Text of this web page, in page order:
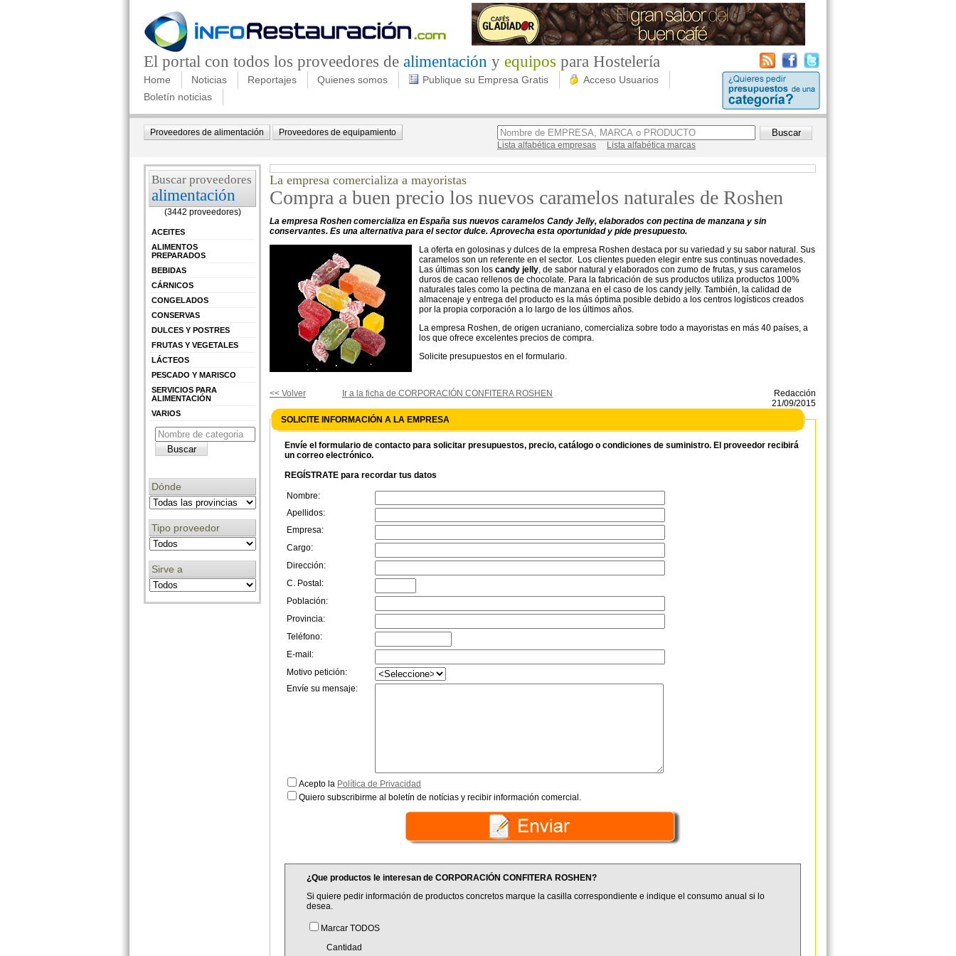
El portal con todos los proveedores de alimentación y equipos para Hostelería
Home Noticias Reportajes Quienes somos Publique su Empresa Gratis
Acceso Usuarios
Boletín noticias
Proveedores de alimentación
Proveedores de equipamiento
Lista alfabética empresas
Lista alfabética marcas
Buscar proveedores
alimentación
(3442 proveedores)
ACEITES
ALIMENTOS
PREPARADOS
BEBIDAS
CÁRNICOS
CONGELADOS
CONSERVAS
DULCES Y POSTRES
FRUTAS Y VEGETALES
LÁCTEOS
PESCADO Y MARISCO
SERVICIOS PARA
ALIMENTACIÓN
VARIOS
Dónde
Tipo proveedor
Sirve a
La empresa comercializa a mayoristas
Compra a buen precio los nuevos caramelos naturales de Roshen
La empresa Roshen comercializa en España sus nuevos caramelos Candy Jelly, elaborados con pectina de manzana y sin
conservantes. Es una alternativa para el sector dulce. Aprovecha esta oportunidad y pide presupuesto.
La oferta en golosinas y dulces de la empresa Roshen destaca por su variedad y su sabor natural. Sus
caramelos son un referente en el sector. Los clientes pueden elegir entre sus continuas novedades.
Las últimas son los candy jelly, de sabor natural y elaborados con zumo de frutas, y sus caramelos
duros de cacao rellenos de chocolate. Para la fabricación de sus productos utiliza productos 100%
naturales tales como la pectina de manzana en el caso de los candy jelly. También, la calidad de
almacenaje y entrega del producto es la más óptima posible debido a los centros logísticos creados
por la propia corporación a lo largo de los últimos años.
La empresa Roshen, de origen ucraniano, comercializa sobre todo a mayoristas en más 40 países, a
los que ofrece excelentes precios de compra.
Solicite presupuestos en el formulario.
<< Volver Ir a la ficha de CORPORACIÓN CONFITERA ROSHEN
Redacción
21/09/2015
SOLICITE INFORMACIÓN A LA EMPRESA
Envíe el formulario de contacto para solicitar presupuestos, precio, catálogo o condiciones de suministro. El proveedor recibirá
un correo electrónico.
REGÍSTRATE para recordar tus datos
Nombre:
Apellidos:
Empresa:
Cargo:
Dirección:
C. Postal:
Población:
Provincia:
Teléfono:
E-mail:
Motivo petición:
Envíe su mensaje:
Acepto la Política de Privacidad
Quiero subscribirme al boletín de notícias y recibir información comercial.
¿Que productos le interesan de CORPORACIÓN CONFITERA ROSHEN?
Si quiere pedir información de productos concretos marque la casilla correspondiente e indique el consumo anual si lo
desea.
Marcar TODOS
Cantidad